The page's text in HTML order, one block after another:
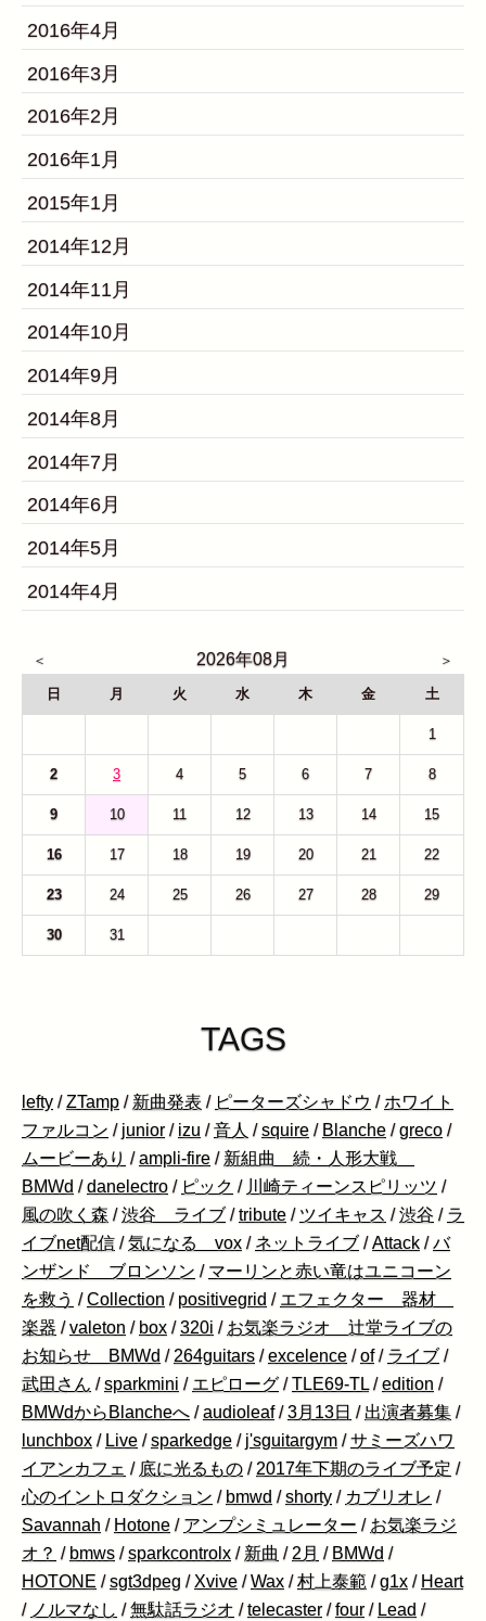
2016年4月
2016年3月
2016年2月
2016年1月
2015年1月
2014年12月
2014年11月
2014年10月
2014年9月
2014年8月
2014年7月
2014年6月
2014年5月
2014年4月
2026年08月
日 月 火 水 木 金 土
1
2 3 4 5 6 7 8
9 10 11 12 13 14 15
16 17 18 19 20 21 22
23 24 25 26 27 28 29
30 31
TAGS
lefty /ZTamp / 新曲発表 / ピーターズシャドウ /ホワイト
ファルコン / junior / izu /音人 /squire / Blanche /greco /
ムービーあり /ampli-fire / 新組曲 続・人形大戦
BMWd /danelectro / ピック / 川崎ティーンスピリッツ /
風の吹く森 /渋谷 ライブ /tribute / ツイキャス /渋谷 / ラ
イブnet配信 /気になる vox / ネットライブ /Attack /バ
ンザンド ブロンソン / マーリンと赤い竜はユニコーン
を救う /Collection / positivegrid / エフェクター 器材
楽器 /valeton / box /320i / お気楽ラジオ 辻堂ライブの
お知らせ BMWd /264guitars /excelence /of / ライブ /
武田さん /sparkmini / エピローグ /TLE69-TL /edition /
BMWdからBlancheへ /audioleaf /3月13日 / 出演者募集 /
lunchbox / Live /sparkedge / j'sguitargym /サミーズハワ
イアンカフェ / 底に光るもの /2017年下期のライブ予定 /
心のイントロダクション / bmwd /shorty / カブリオレ /
Savannah / Hotone / アンプシミュレーター / お気楽ラジ
オ？ / bmws /sparkcontrolx / 新曲 /2月 / BMWd /
HOTONE /sgt3dpeg /Xvive /Wax /村上泰範 /g1x / Heart
/ ノルマなし /無駄話ラジオ /telecaster /four / Lead /